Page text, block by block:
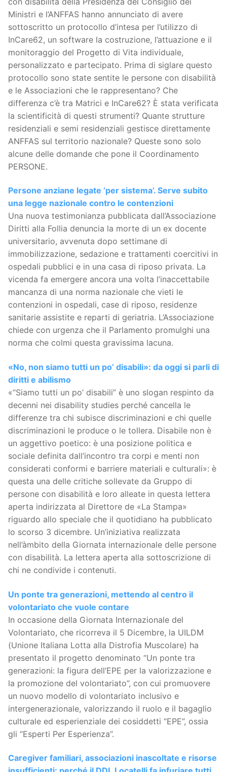
Ministri e l’ANFFAS hanno annunciato di avere
sottoscritto un protocollo d’intesa per l’utilizzo di
InCare62, un software la costruzione, l’attuazione e il
monitoraggio del Progetto di Vita individuale,
personalizzato e partecipato. Prima di siglare questo
protocollo sono state sentite le persone con disabilità
e le Associazioni che le rappresentano? Che
differenza c’è tra Matrici e InCare62? È stata verificata
la scientificità di questi strumenti? Quante strutture
residenziali e semi residenziali gestisce direttamente
ANFFAS sul territorio nazionale? Queste sono solo
alcune delle domande che pone il Coordinamento
PERSONE.
Persone anziane legate ‘per sistema’. Serve subito
una legge nazionale contro le contenzioni
Una nuova testimonianza pubblicata dall’Associazione
Diritti alla Follia denuncia la morte di un ex docente
universitario, avvenuta dopo settimane di
immobilizzazione, sedazione e trattamenti coercitivi in
ospedali pubblici e in una casa di riposo privata. La
vicenda fa emergere ancora una volta l’inaccettabile
mancanza di una norma nazionale che vieti le
contenzioni in ospedali, case di riposo, residenze
sanitarie assistite e reparti di geriatria. L’Associazione
chiede con urgenza che il Parlamento promulghi una
norma che colmi questa gravissima lacuna.
«No, non siamo tutti un po’ disabili»: da oggi si parli di
diritti e abilismo
«“Siamo tutti un po’ disabili” è uno slogan respinto da
decenni nei disability studies perché cancella le
differenze tra chi subisce discriminazioni e chi quelle
discriminazioni le produce o le tollera. Disabile non è
un aggettivo poetico: è una posizione politica e
sociale definita dall’incontro tra corpi e menti non
considerati conformi e barriere materiali e culturali»: è
questa una delle critiche sollevate da Gruppo di
persone con disabilità e loro alleate in questa lettera
aperta indirizzata al Direttore de «La Stampa»
riguardo allo speciale che il quotidiano ha pubblicato
lo scorso 3 dicembre. Un’iniziativa realizzata
nell’àmbito della Giornata internazionale delle persone
con disabilità. La lettera aperta alla sottoscrizione di
chi ne condivide i contenuti.
Un ponte tra generazioni, mettendo al centro il
volontariato che vuole contare
In occasione della Giornata Internazionale del
Volontariato, che ricorreva il 5 Dicembre, la UILDM
(Unione Italiana Lotta alla Distrofia Muscolare) ha
presentato il progetto denominato “Un ponte tra
generazioni: la figura dell’EPE per la valorizzazione e
la promozione del volontariato”, con cui promuovere
un nuovo modello di volontariato inclusivo e
intergenerazionale, valorizzando il ruolo e il bagaglio
culturale ed esperienziale dei cosiddetti “EPE”, ossia
gli “Esperti Per Esperienza”.
Caregiver familiari, associazioni inascoltate e risorse